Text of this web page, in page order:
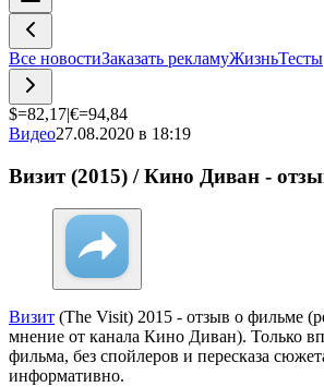
Все новостиЗаказать рекламуЖизньТесты
$=82,17|€=94,84
Видео27.08.2020 в 18:19
Визит (2015) / Кино Диван -
Визит (The Visit) 2015 - отзыв о фильме
мнение от канала Кино Диван). Только
фильма, без спойлеров и пересказа
информативно.